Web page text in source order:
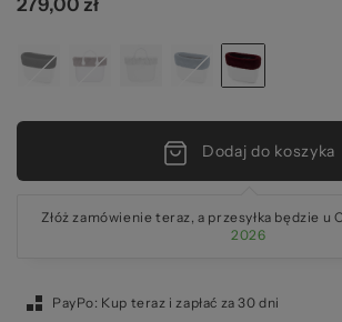
Dodaj do koszyka
Złóż zamówienie teraz, a przesyłka będzie u
2026
PayPo: Kup teraz i zapłać za 30 dni